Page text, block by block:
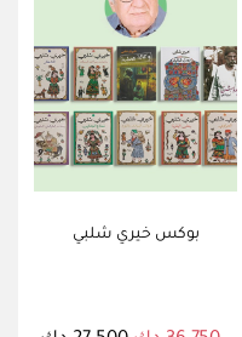
بوكس خيري شلبي